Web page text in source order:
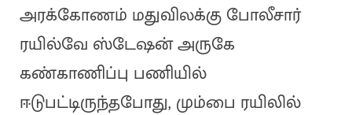
அரக்கோணம் மதுவிலக்கு போலீசார்
ரயில்வே ஸ்டேஷன் அருகே
கண்காணிப்பு பணியில்
ஈடுபட்டிருந்தபோது, மும்பை ரயிலில்